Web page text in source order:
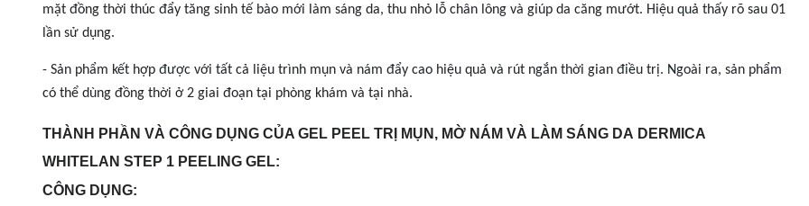
mặt đồng thời thúc đẩy tăng sinh tế bào mới làm sáng da, thu nhỏ lỗ chân lông và giúp da căng mướt. Hiệu quả thấy rõ sau 01
lần sử dụng.
- Sản phẩm kết hợp được với tất cả liệu trình mụn và nám đẩy cao hiệu quả và rút ngắn thời gian điều trị. Ngoài ra, sản phẩm
có thể dùng đồng thời ở 2 giai đoạn tại phòng khám và tại nhà.
THÀNH PHẦN VÀ CÔNG DỤNG CỦA GEL PEEL TRỊ MỤN, MỜ NÁM VÀ LÀM SÁNG DA DERMICA
WHITELAN STEP 1 PEELING GEL:
CÔNG DỤNG: